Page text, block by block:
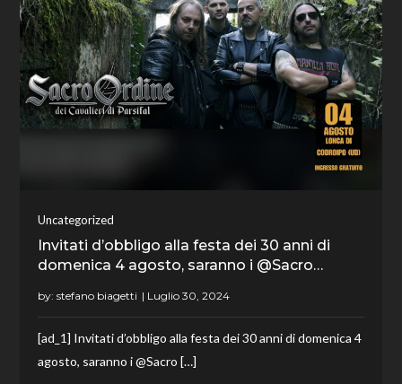
Uncategorized
Invitati d’obbligo alla festa dei 30 anni di
domenica 4 agosto, saranno i @Sacro…
by:stefano biagetti
[ad_1] Invitati d’obbligo alla festa dei 30 anni di domenica 4
agosto, saranno i @Sacro […]